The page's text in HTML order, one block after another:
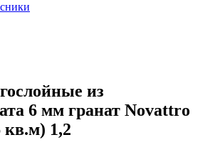
из
6 мм гранат Novattro
кв.м) 1,2